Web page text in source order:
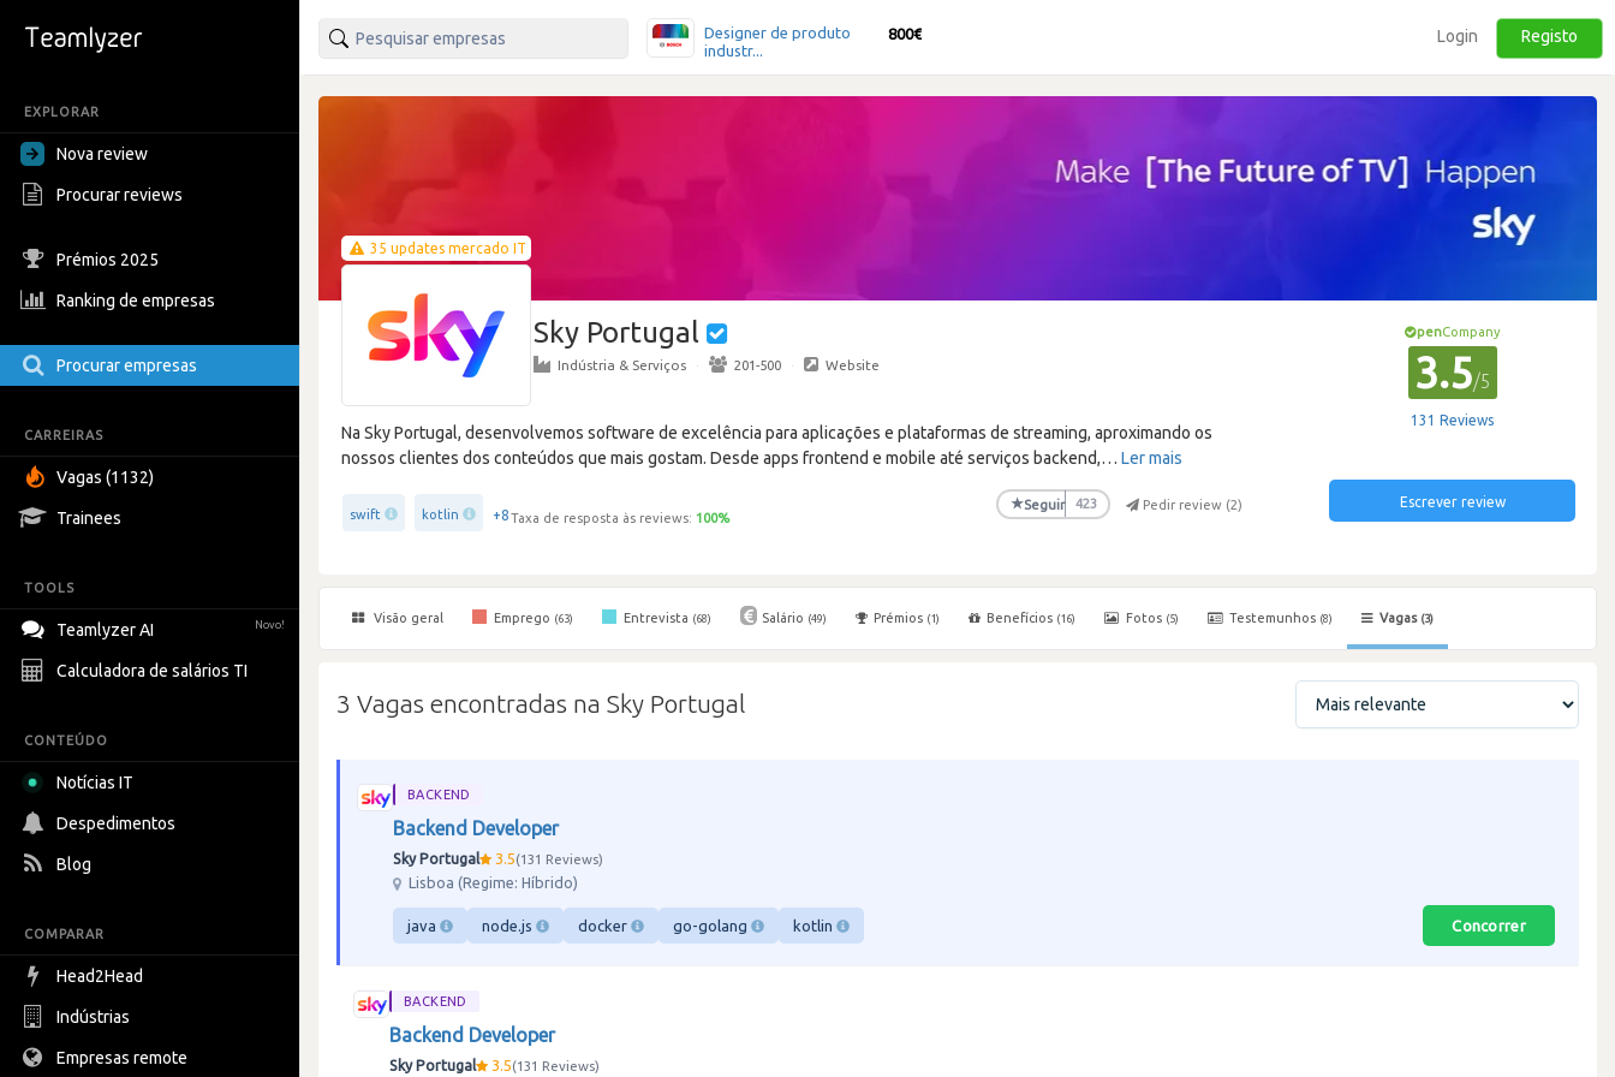
EXPLORAR
Nova review
Procurar reviews
Prémios 2025
Ranking de empresas
Procurar empresas
CARREIRAS
Vagas (1132)
Trainees
TOOLS
Teamlyzer AI Novo!
Calculadora de salários TI
CONTEÚDO
Notícias IT
Despedimentos
Blog
COMPARAR
Head2Head
Indústrias
Empresas remote
Designer de produto
industr...
800€ Login Registo
35 updates mercado IT
Sky Portugal
Indústria & Serviços · 201-500 · Website
Na Sky Portugal, desenvolvemos software de excelência para aplicações e plataformas de streaming, aproximando os
nossos clientes dos conteúdos que mais gostam. Desde apps frontend e mobile até serviços backend,… Ler mais
swift kotlin +8Taxa de resposta às reviews: 100%
★Seguir 423 Pedir review (2)
penCompany
3.5/5
131 Reviews
Escrever review
Visão geral Emprego (63) Entrevista (68) Salário (49) Prémios (1) Benefícios (16) Fotos (5) Testemunhos (8) Vagas (3)
3 Vagas encontradas na Sky Portugal
BACKEND
Backend Developer
Sky Portugal 3.5 131 Reviews
Lisboa (Regime: Híbrido)
java node.js docker go-golang kotlin Concorrer
BACKEND
Backend Developer
Sky Portugal 3.5 131 Reviews